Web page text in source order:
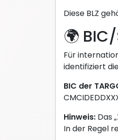
Diese BLZ
🌍
Für
identifiziert
BIC der
Hinweis: Das
In der Regel